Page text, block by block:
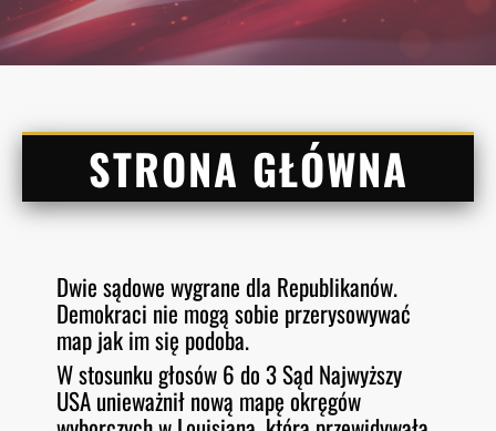
STRONA GŁÓWNA
Dwie sądowe wygrane dla Republikanów.
Demokraci nie mogą sobie przerysowywać
map jak im się podoba.
W stosunku głosów 6 do 3 Sąd Najwyższy
USA unieważnił nową mapę okręgów